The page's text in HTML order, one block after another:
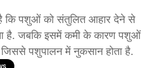
कि पशुओं को संतुलित आहार देने से
है. जबकि इसमें कमी के कारण पशुओं
पशुपालन में नुकसान होता है.